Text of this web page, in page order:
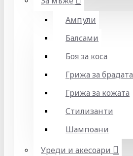
Ампули
Балсами
Боя за коса
Грижа за брадата
Грижа за кожата
Стилизанти
Шампоани
Уреди и акесоари